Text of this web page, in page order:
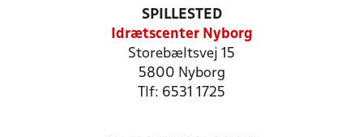
SPILLESTED
Idrætscenter Nyborg
Storebæltsvej 15
5800 Nyborg
Tlf: 6531 1725